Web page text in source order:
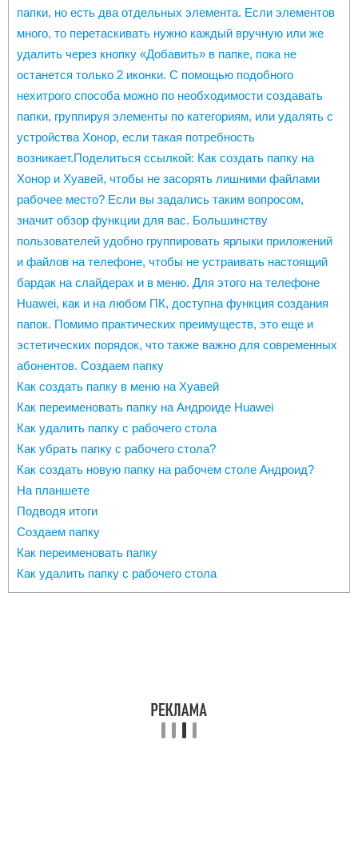
папки, но есть два отдельных элемента. Если элементов
много, то перетаскивать нужно каждый вручную или же
удалить через кнопку «Добавить» в папке, пока не
останется только 2 иконки. С помощью подобного
нехитрого способа можно по необходимости создавать
папки, группируя элементы по категориям, или удалять с
устройства Хонор, если такая потребность
возникает.Поделиться ссылкой: Как создать папку на
Хонор и Хуавей, чтобы не засорять лишними файлами
рабочее место? Если вы задались таким вопросом,
значит обзор функции для вас. Большинству
пользователей удобно группировать ярлыки приложений
и файлов на телефоне, чтобы не устраивать настоящий
бардак на слайдерах и в меню. Для этого на телефоне
Huawei, как и на любом ПК, доступна функция создания
папок. Помимо практических преимуществ, это еще и
эстетических порядок, что также важно для современных
абонентов. Создаем папку
Как создать папку в меню на Хуавей
Как переименовать папку на Андроиде Huawei
Как удалить папку с рабочего стола
Как убрать папку с рабочего стола?
Как создать новую папку на рабочем столе Андроид?
На планшете
Подводя итоги
Создаем папку
Как переименовать папку
Как удалить папку с рабочего стола